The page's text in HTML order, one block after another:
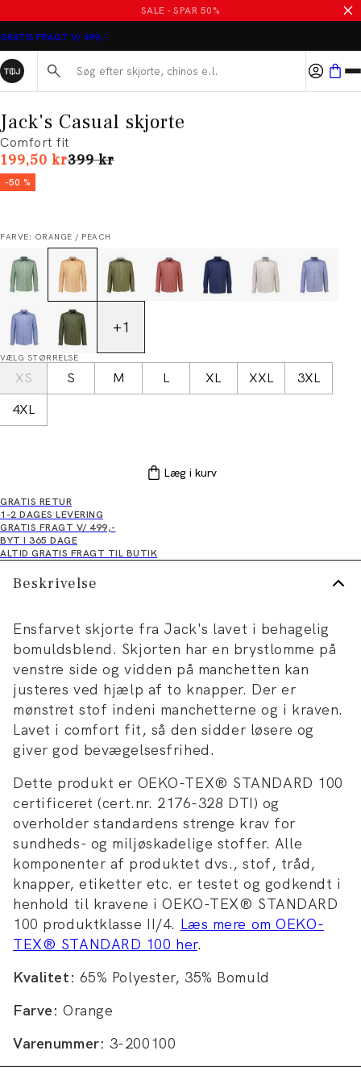
SALE - SPAR 50%
GRATIS FRAGT V/ 499,-
Søg her...
Jack's Casual skjorte
Comfort fit
199,50 krI alt (uden rabat)
399 kr
-50 %
FARVE: ORANGE / PEACH
+1
VÆLG STØRRELSE
XS S M L XL XXL
3XL
4XL
Læg i kurv
GRATIS RETUR
1-2 DAGES LEVERING
GRATIS FRAGT V/ 499,-
BYT I 365 DAGE
ALTID GRATIS FRAGT TIL BUTIK
Beskrivelse
Ensfarvet skjorte fra Jack's lavet i behagelig
bomuldsblend. Skjorten har en brystlomme på
venstre side og vidden på manchetten kan
justeres ved hjælp af to knapper. Der er
mønstret stof indeni manchetterne og i kraven.
Lavet i comfort fit, så den sidder løsere og
giver god bevægelsesfrihed.
Dette produkt er OEKO-TEX® STANDARD 100
certificeret (cert.nr. 2176-328 DTI) og
overholder standardens strenge krav for
sundheds- og miljøskadelige stoffer. Alle
komponenter af produktet dvs., stof, tråd,
knapper, etiketter etc. er testet og godkendt i
henhold til kravene i OEKO-TEX® STANDARD
100 produktklasse II/4. Læs mere om OEKO-
TEX® STANDARD 100 her.
Kvalitet: 65% Polyester, 35% Bomuld
Farve: Orange
Varenummer: 3-200100